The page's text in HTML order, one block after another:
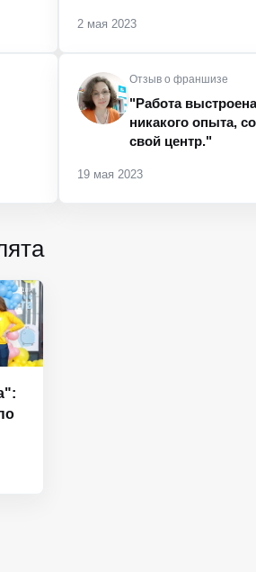
2 мая 2023
Отзыв о франшизе
"Работа
никакого опыта,
свой центр."
19 мая 2023